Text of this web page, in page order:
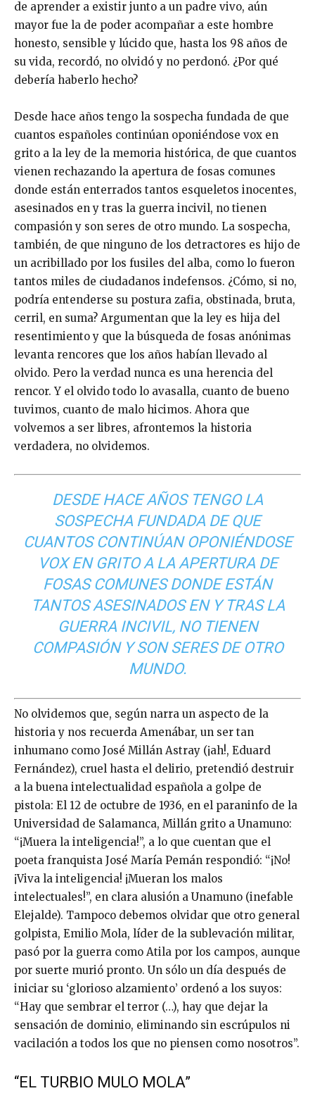
de aprender a existir junto a un padre vivo, aún
mayor fue la de poder acompañar a este hombre
honesto, sensible y lúcido que, hasta los 98 años de
su vida, recordó, no olvidó y no perdonó. ¿Por qué
debería haberlo hecho?
Desde hace años tengo la sospecha fundada de que
cuantos españoles continúan oponiéndose vox en
grito a la ley de la memoria histórica, de que cuantos
vienen rechazando la apertura de fosas comunes
donde están enterrados tantos esqueletos inocentes,
asesinados en y tras la guerra incivil, no tienen
compasión y son seres de otro mundo. La sospecha,
también, de que ninguno de los detractores es hijo de
un acribillado por los fusiles del alba, como lo fueron
tantos miles de ciudadanos indefensos. ¿Cómo, si no,
podría entenderse su postura zafia, obstinada, bruta,
cerril, en suma? Argumentan que la ley es hija del
resentimiento y que la búsqueda de fosas anónimas
levanta rencores que los años habían llevado al
olvido. Pero la verdad nunca es una herencia del
rencor. Y el olvido todo lo avasalla, cuanto de bueno
tuvimos, cuanto de malo hicimos. Ahora que
volvemos a ser libres, afrontemos la historia
verdadera, no olvidemos.
DESDE HACE AÑOS TENGO LA
SOSPECHA FUNDADA DE QUE
CUANTOS CONTINÚAN OPONIÉNDOSE
VOX EN GRITO A LA APERTURA DE
FOSAS COMUNES DONDE ESTÁN
TANTOS ASESINADOS EN Y TRAS LA
GUERRA INCIVIL, NO TIENEN
COMPASIÓN Y SON SERES DE OTRO
MUNDO.
No olvidemos que, según narra un aspecto de la
historia y nos recuerda Amenábar, un ser tan
inhumano como José Millán Astray (¡ah!, Eduard
Fernández), cruel hasta el delirio, pretendió destruir
a la buena intelectualidad española a golpe de
pistola: El 12 de octubre de 1936, en el paraninfo de la
Universidad de Salamanca, Millán grito a Unamuno:
“¡Muera la inteligencia!”, a lo que cuentan que el
poeta franquista José María Pemán respondió: “¡No!
¡Viva la inteligencia! ¡Mueran los malos
intelectuales!”, en clara alusión a Unamuno (inefable
Elejalde). Tampoco debemos olvidar que otro general
golpista, Emilio Mola, líder de la sublevación militar,
pasó por la guerra como Atila por los campos, aunque
por suerte murió pronto. Un sólo un día después de
iniciar su ‘glorioso alzamiento’ ordenó a los suyos:
“Hay que sembrar el terror (…), hay que dejar la
sensación de dominio, eliminando sin escrúpulos ni
vacilación a todos los que no piensen como nosotros”.
“EL TURBIO MULO MOLA”